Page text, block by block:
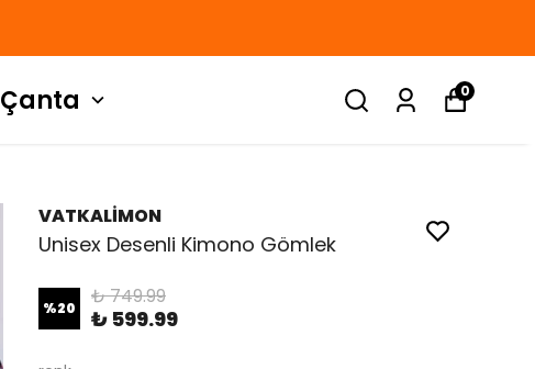
Çanta 0
VATKALİMON
Unisex Desenli Kimono Gömlek
%20 ₺ 749.99
₺ 599.99